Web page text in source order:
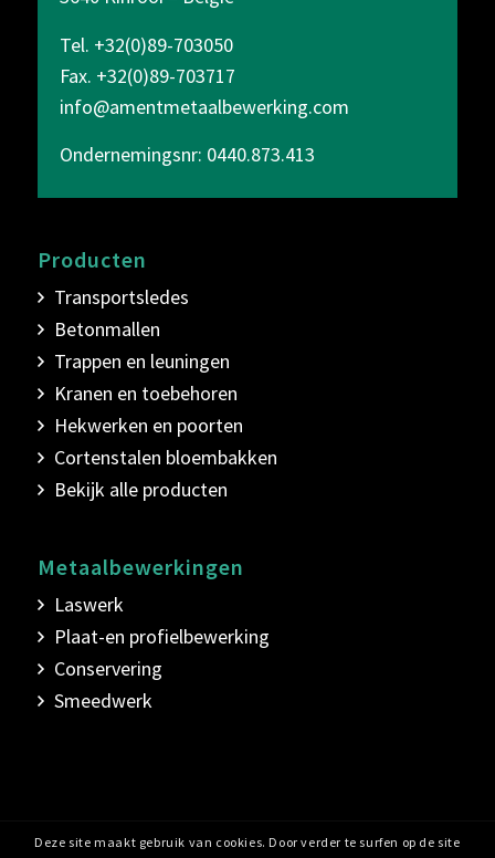
Tel. +32(0)89-703050
Fax. +32(0)89-703717
info@amentmetaalbewerking.com
Ondernemingsnr: 0440.873.413
Producten
Transportsledes
Betonmallen
Trappen en leuningen
Kranen en toebehoren
Hekwerken en poorten
Cortenstalen bloembakken
Bekijk alle producten
Metaalbewerkingen
Laswerk
Plaat-en profielbewerking
Conservering
Smeedwerk
Deze site maakt gebruik van cookies. Door verder te surfen op de site